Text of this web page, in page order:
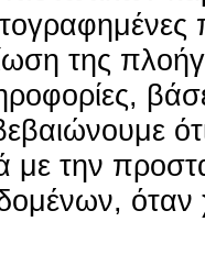
της
ότι
με την
όταν